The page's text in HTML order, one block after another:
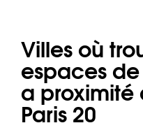
Villes où trouver des
espaces
a proximité
Paris 20